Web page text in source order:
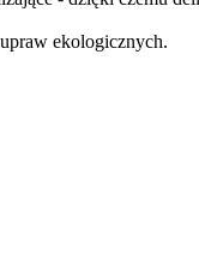
ekologicznych.